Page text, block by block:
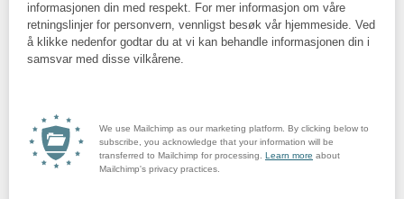
informasjonen din med respekt. For mer informasjon om våre
retningslinjer for personvern, vennligst besøk vår hjemmeside. Ved
å klikke nedenfor godtar du at vi kan behandle informasjonen din i
samsvar med disse vilkårene.
We use Mailchimp as our marketing platform. By clicking below to
subscribe, you acknowledge that your information will be
transferred to Mailchimp for processing. Learn more about
Mailchimp's privacy practices.